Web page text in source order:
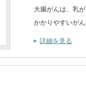
大腸がんは、乳
かかりやすいが
詳細を見る